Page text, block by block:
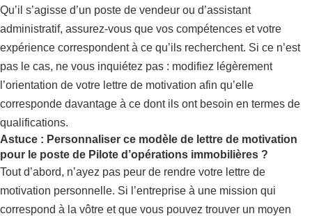
Qu’il s’agisse d’un poste de vendeur ou d’assistant
administratif, assurez-vous que vos compétences et votre
expérience correspondent à ce qu’ils recherchent. Si ce n’est
pas le cas, ne vous inquiétez pas : modifiez légèrement
l’orientation de votre lettre de motivation afin qu’elle
corresponde davantage à ce dont ils ont besoin en termes de
qualifications.
Astuce : Personnaliser ce modèle de lettre de motivation
pour le poste de Pilote d’opérations immobilières ?
Tout d’abord, n’ayez pas peur de rendre votre lettre de
motivation personnelle. Si l’entreprise à une mission qui
correspond à la vôtre et que vous pouvez trouver un moyen